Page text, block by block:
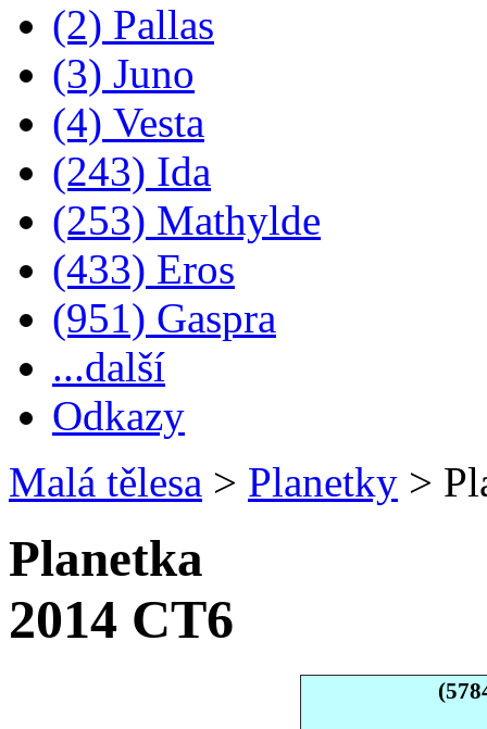
(2) Pallas
(3) Juno
(4) Vesta
(243) Ida
(253) Mathylde
(433) Eros
(951) Gaspra
...další
Odkazy
Malá tělesa > Planetky >
Planetka
2014 CT6